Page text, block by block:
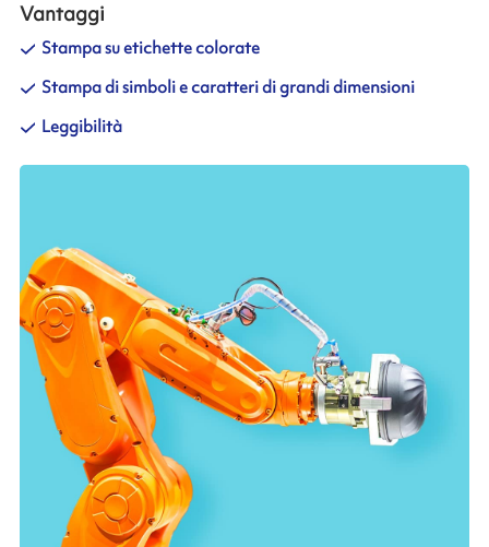
Vantaggi
Stampa su etichette colorate
Stampa di simboli e caratteri di grandi dimensioni
Leggibilità